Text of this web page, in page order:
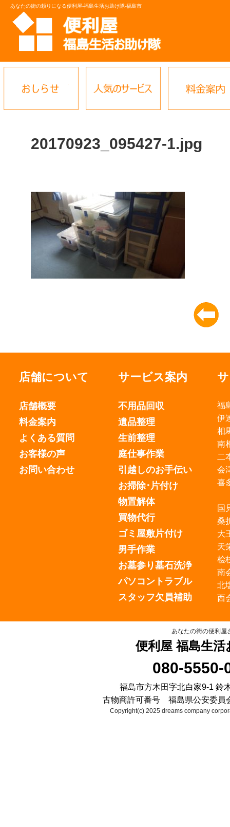
あなたの街の頼りになる便利屋-福島生活お助け隊-福島市
20170923_095427-1.jpg
店舗について
店舗概要
料金案内
よくある質問
お客様の声
お問い合わせ
サービス案内
不用品回収
遺品整理
生前整理
庭仕事作業
引越しのお手伝い
お掃除･片付け
物置解体
買物代行
ゴミ屋敷片付け
男手作業
お墓参り墓石洗浄
パソコントラブル
スタッフ欠員補助
相
南
二
会
喜
桧
南
北
西
あなたの街の便利屋
便利屋 福島生活
080-5550-
福島市方木田字北白家9-1 鈴
古物商許可番号 福島県公安委員
Copyright(c) 2025 dreams company